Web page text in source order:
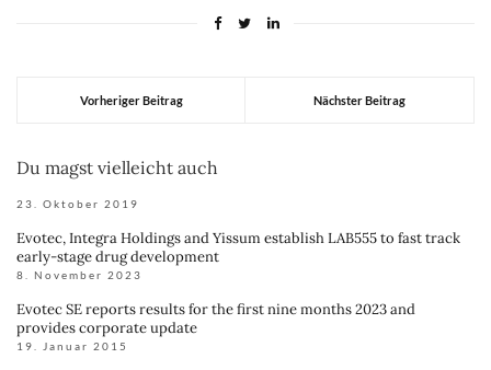
Vorheriger Beitrag Nächster Beitrag
Du magst vielleicht auch
23. Oktober 2019
Evotec, Integra Holdings and Yissum establish LAB555 to fast track
early-stage drug development
8. November 2023
Evotec SE reports results for the first nine months 2023 and
provides corporate update
19. Januar 2015